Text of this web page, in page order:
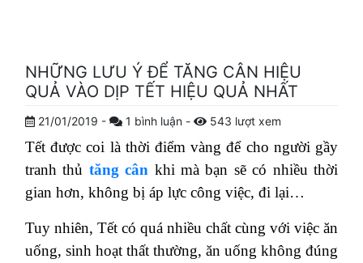
NHỮNG LƯU Ý ĐỂ TĂNG CÂN HIỆU
QUẢ VÀO DỊP TẾT HIỆU QUẢ NHẤT
21/01/2019 - 1 bình luận - 543 lượt xem
Tết được coi là thời điểm vàng để cho người gầy
tranh thủ tăng cân khi mà bạn sẽ có nhiều thời
gian hơn, không bị áp lực công việc, đi lại…
Tuy nhiên, Tết có quá nhiều chất cùng với việc ăn
uống, sinh hoạt thất thường, ăn uống không đúng